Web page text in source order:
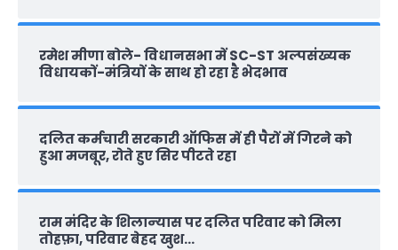
रमेश मीणा बोले- विधानसभा में SC-ST अल्पसंख्यक
विधायकों-मंत्रियों के साथ हो रहा है भेदभाव
दलित कर्मचारी सरकारी ऑफ‍िस में ही पैरों में गिरने को
हुआ मजबूर, रोते हुए सिर पीटते रहा
राम मंदिर के शिलान्‍यास पर दलित परिवार को मिला
तोहफ़ा, परिवार बेहद खुश…